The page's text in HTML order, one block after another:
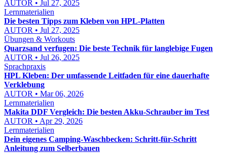
AUTOR • Jul 27, 2025
Lernmaterialien
Die besten Tipps zum Kleben von HPL-Platten
AUTOR • Jul 27, 2025
Übungen & Workouts
Quarzsand verfugen: Die beste Technik für langlebige Fugen
AUTOR • Jul 26, 2025
Sprachpraxis
HPL Kleben: Der umfassende Leitfaden für eine dauerhafte
Verklebung
AUTOR • Mar 06, 2026
Lernmaterialien
Makita DDF Vergleich: Die besten Akku-Schrauber im Test
AUTOR • Apr 29, 2026
Lernmaterialien
Dein eigenes Camping-Waschbecken: Schritt-für-Schritt
Anleitung zum Selberbauen